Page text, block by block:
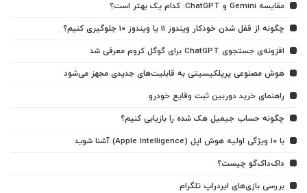
مقایسه Gemini و ChatGPT: کدام یک بهتر است؟
چگونه از قفل شدن خودکار ویندوز 11 یا ویندوز 10 جلوگیری کنیم؟
افزونه‌ی جستجوی ChatGPT برای گوگل کروم معرفی شد
هوش مصنوعی پرپلکیسیتی به قابلیت‌های جدیدی مجهز می‌شود
راهنمای خرید دوربین ثبت وقایع خودرو
چگونه حساب جیمیل هک شده را بازیابی کنیم؟
با ۱۰ ویژگی اولیه هوش اپل (Apple Intelligence) آشنا شوید
داک‌داک‌گو چیست؟
بررسی بازی‌های ایردراپ تلگرام